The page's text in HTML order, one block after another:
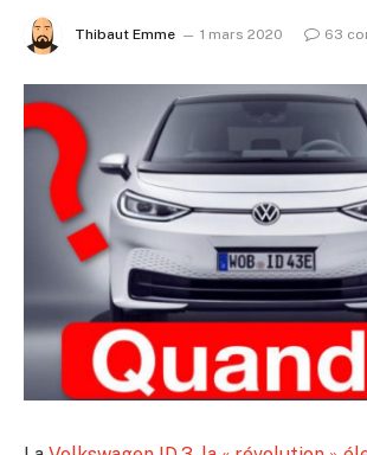
Thibaut Emme 1 mars 2020 63